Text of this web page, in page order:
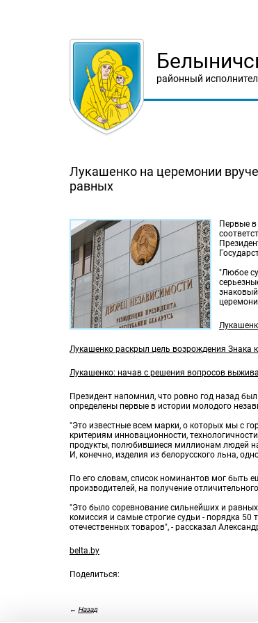
районный
Лукашенко на церемонии
равных
Первые в
"Любое
Лукашенко раскрыл цель возрождения Знака
Лукашенко: начав с решения вопросов
Президент напомнил, что ровно год назад
определены первые в истории молодого
"Это известные всем марки, о которых мы с
критериям инновационности,
продукты, полюбившиеся миллионам людей
И, конечно, изделия из белорусского льна,
По его словам, список номинантов мог быть
производителей, на получение
"Это было соревнование сильнейших и
комиссия и самые строгие судьи - порядка 50
отечественных товаров", - рассказал
belta.by
Поделиться:
← Назад